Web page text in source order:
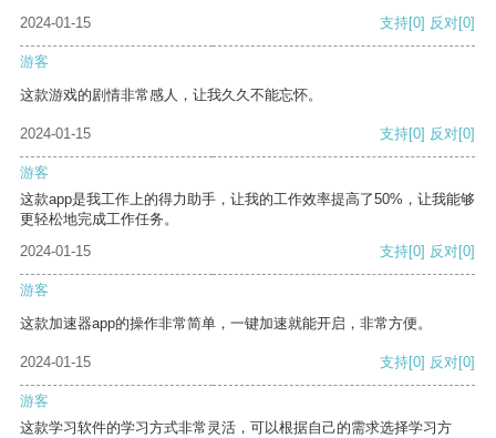
2024-01-15 支持[0] 反对[0]
游客
这款游戏的剧情非常感人，让我久久不能忘怀。
2024-01-15 支持[0] 反对[0]
游客
这款app是我工作上的得力助手，让我的工作效率提高了50%，让我能够
更轻松地完成工作任务。
2024-01-15
支持[0] 反对[0]
游客
这款加速器app的操作非常简单，一键加速就能开启，非常方便。
2024-01-15 支持[0] 反对[0]
游客
这款学习软件的学习方式非常灵活，可以根据自己的需求选择学习方